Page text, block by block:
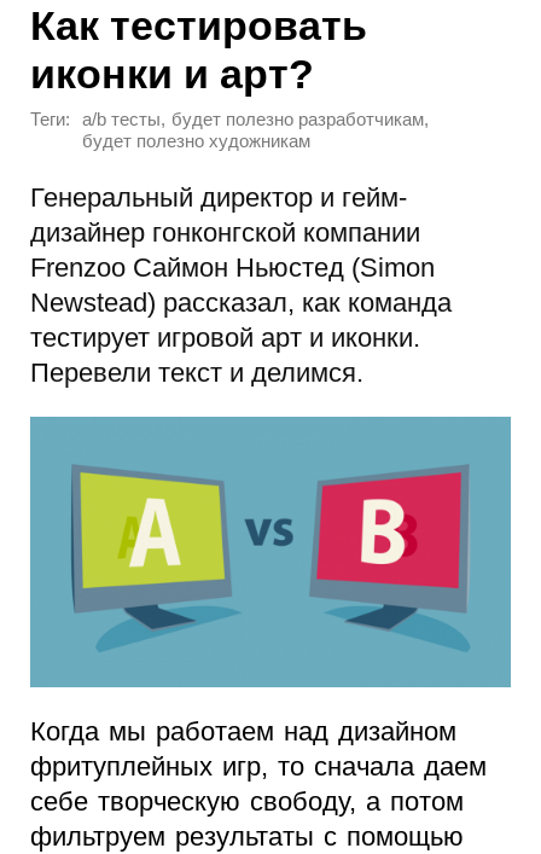
Как тестировать
иконки и арт?
Теги: a/b тесты, будет полезно разработчикам,
будет полезно художникам
Генеральный директор и гейм-
дизайнер гонконгской компании
Frenzoo Саймон Ньюстед (Simon
Newstead) рассказал, как команда
тестирует игровой арт и иконки.
Перевели текст и делимся.
Когда мы работаем над дизайном
фритуплейных игр, то сначала даем
себе творческую свободу, а потом
фильтруем результаты с помощью